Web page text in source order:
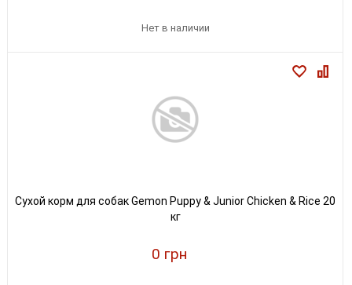
Нет в наличии
Сухой корм для собак Gemon Puppy & Junior Chicken & Rice 20
кг
0 грн